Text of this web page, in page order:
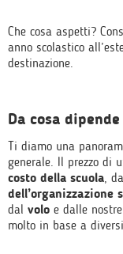
Che cosa aspetti?
anno scolastico
destinazione.
Da cosa
Ti diamo una
generale. Il prezzo di
costo della scuola,
dell’organizzazione
dal volo e dalle nostre
molto in base a